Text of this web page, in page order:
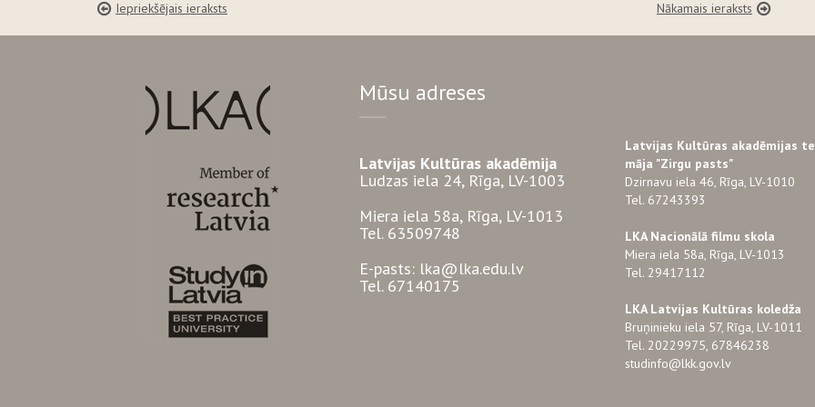
Iepriekšējais ieraksts Nākamais ieraksts
Mūsu adreses
Latvijas Kultūras akadēmija
Ludzas iela 24, Rīga, LV-1003
Miera iela 58a, Rīga, LV-1013
Tel. 63509748
E-pasts: lka@lka.edu.lv
Tel. 67140175
Latvijas Kultūras akadēmijas
māja "Zirgu pasts"
Dzirnavu iela 46, Rīga, LV-1010
Tel. 67243393
LKA Nacionālā filmu skola
Miera iela 58a, Rīga, LV-1013
Tel. 29417112
LKA Latvijas Kultūras koledža
Bruņinieku iela 57, Rīga, LV-1011
Tel. 20229975, 67846238
studinfo@lkk.gov.lv